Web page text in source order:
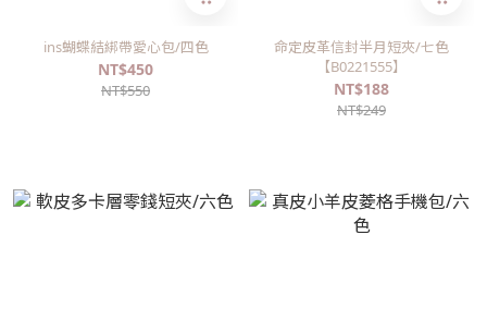
ins蝴蝶結綁帶愛心包/四色
NT$450
NT$550
命定皮革信封半月短夾/七色
【B0221555】
NT$188
NT$249